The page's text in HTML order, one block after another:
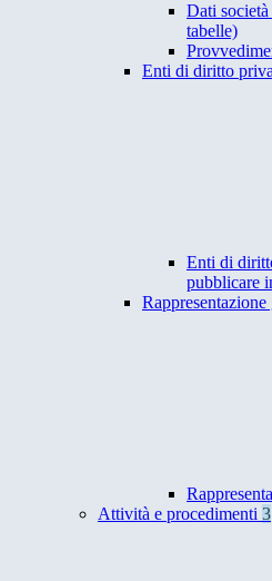
Dati
tabelle)
Enti di diritto
Enti di
pubblicare
Rappresentazione
Attività e procedimenti 3